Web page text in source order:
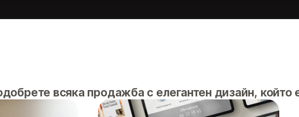
всяка продажба с елегантен дизайн, който